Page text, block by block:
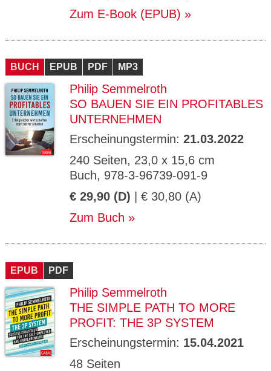
Zum E-Book (EPUB)
BUCH EPUB PDF MP3
Philip Semmelroth
SO BAUEN SIE EIN PROFITABLES
UNTERNEHMEN
Erscheinungstermin: 21.03.2022
240 Seiten, 23,0 x 15,6 cm
Buch, 978-3-96739-091-9
€ 29,90 (D) | € 30,80 (A)
Zum Buch
EPUB PDF
Philip Semmelroth
THE SIMPLE PATH TO MORE
PROFIT: THE 3P SYSTEM
Erscheinungstermin: 15.04.2021
48 Seiten